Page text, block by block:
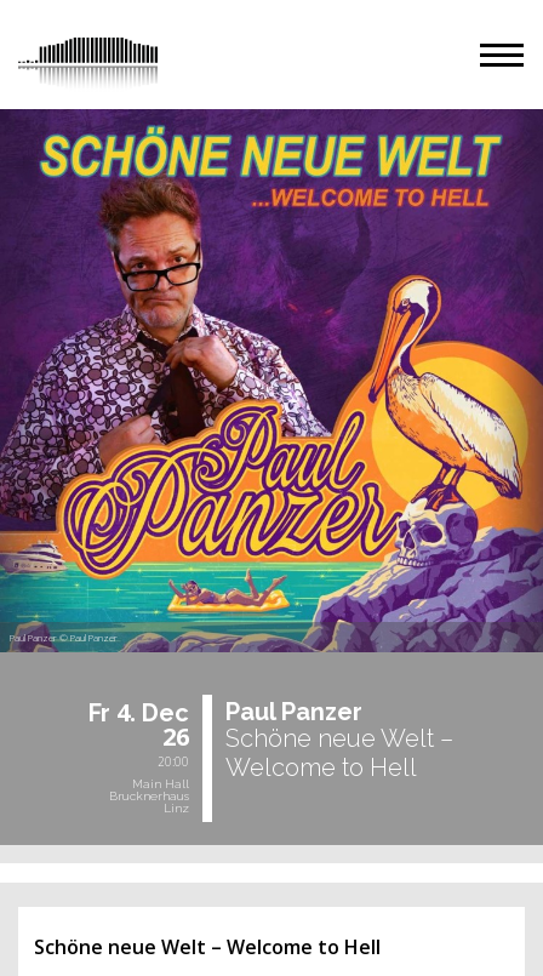
Paul Panzer © Paul Panzer
Fr 4. Dec
26
20:00
Main Hall
Brucknerhaus
Linz
Paul Pan­zer
Schöne neue Welt –
Welcome to Hell
Schöne neue Welt – Welcome to Hell